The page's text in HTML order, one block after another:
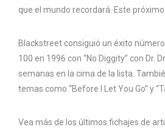
que el mundo recordará. Este próximo
Blackstreet consiguió un éxito
100 en 1996 con “No Diggity” con Dr.
semanas en la cima de la lista.
temas como “Before I Let You Go” y
Vea más de los últimos fichajes de